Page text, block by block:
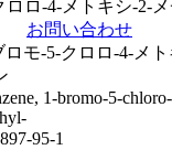
お問い合わせ
ロモ-5-クロロ-4-メ
1-​bromo-​5-​
95-1